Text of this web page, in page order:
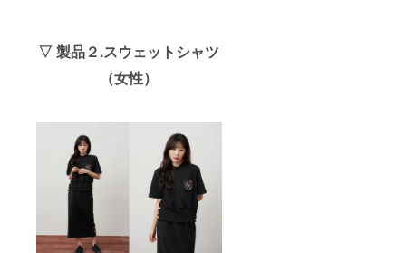
▽ 製品２.スウェットシャツ
（女性）